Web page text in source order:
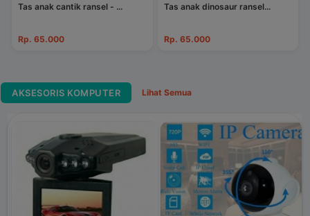
Tas anak cantik ransel - ...
Rp. 65.000
Tas anak dinosaur ransel...
Rp. 65.000
AKSESORIS KOMPUTER Lihat Semua
EPSON L210 ALL IN ONE
PRI...
Rp. 2.190.000